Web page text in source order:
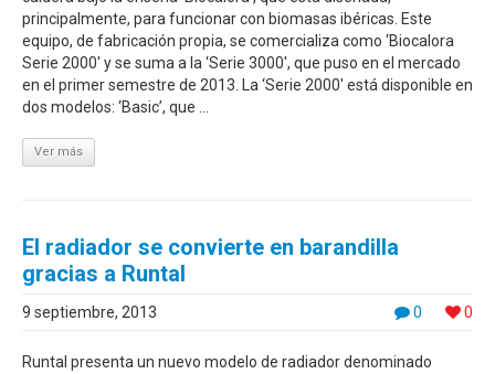
principalmente, para funcionar con biomasas ibéricas. Este
equipo, de fabricación propia, se comercializa como ‘Biocalora
Serie 2000′ y se suma a la ‘Serie 3000′, que puso en el mercado
en el primer semestre de 2013. La ‘Serie 2000′ está disponible en
dos modelos: ‘Basic’, que ...
Ver más
El radiador se convierte en barandilla
gracias a Runtal
0 0
9 septiembre, 2013
Runtal presenta un nuevo modelo de radiador denominado